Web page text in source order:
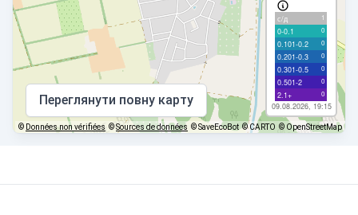
с/д 1
0-0.1 0
0.101-0.2 0
0.201-0.3 0
0.301-0.5 0
0.501-2 0
2.1+ 0
09.08.2026, 19:15
Переглянути повну карту
© Données non vérifiées ©Sources de données © SaveEcoBot © CARTO © OpenStreetMap